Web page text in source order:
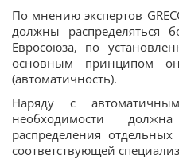
По мнению экспертов
должны распределяться
Евросоюза, по
основным принципом
(автоматичность).
Наряду с
необходимости
распределения
соответствующей